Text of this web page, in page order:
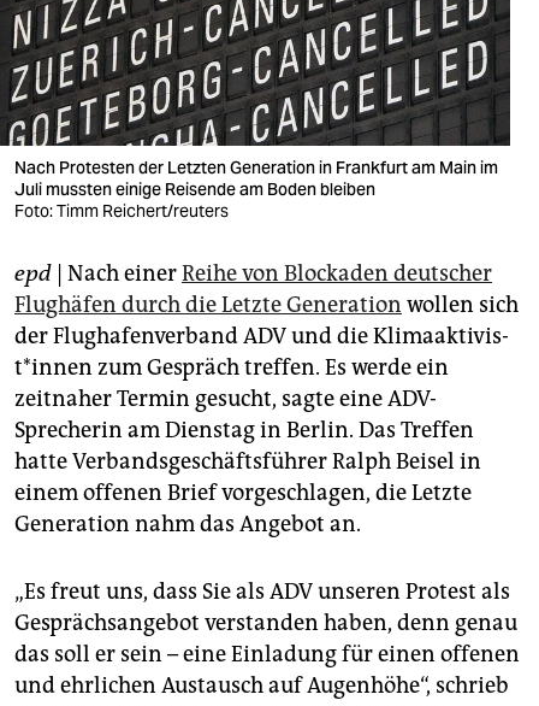
wahrheit
verlag
verlag
veranstaltungen
shop
fragen & hilfe
unterstützen
abo
genossenschaft
epaper login
Nach Protesten der Letzten Generation in Frankfurt am Main im
Juli mussten einige Reisende am Boden bleiben
Foto: Timm Reichert/reuters
epd | Nach einerReihe von Blockaden deutscher
Flughäfen durch die Letzte Generation wollen sich
der Flughafenverband ADV und die Kli­ma­ak­ti­vis­
t*in­nen zum Gespräch treffen. Es werde ein
zeitnaher Termin gesucht, sagte eine ADV-
Sprecherin am Dienstag in Berlin. Das Treffen
hatte Verbandsgeschäftsführer Ralph Beisel in
einem offenen Brief vorgeschlagen, die Letzte
Generation nahm das Angebot an.
„Es freut uns, dass Sie als ADV unseren Protest als
Gesprächsangebot verstanden haben, denn genau
das soll er sein – eine Einladung für einen offenen
und ehrlichen Austausch auf Augenhöhe“, schrieb